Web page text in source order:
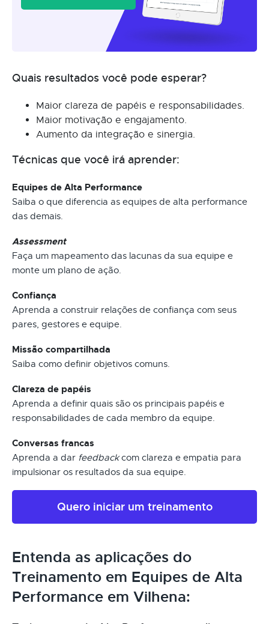
Quais resultados você pode esperar?
Maior clareza de papéis e responsabilidades.
Maior motivação e engajamento.
Aumento da integração e sinergia.
Técnicas que você irá aprender:
Equipes de Alta Performance
Saiba o que diferencia as equipes de alta performance
das demais.
Assessment
Faça um mapeamento das lacunas da sua equipe e
monte um plano de ação.
Confiança
Aprenda a construir relações de confiança com seus
pares, gestores e equipe.
Missão compartilhada
Saiba como definir objetivos comuns.
Clareza de papéis
Aprenda a definir quais são os principais papéis e
responsabilidades de cada membro da equipe.
Conversas francas
Aprenda a dar feedbackcom clareza e empatia para
impulsionar os resultados da sua equipe.
Quero iniciar um treinamento
Entenda as aplicações do
Treinamento em Equipes de Alta
Performance em Vilhena: